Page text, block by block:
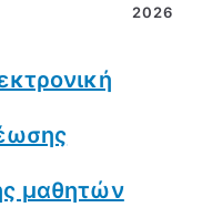
2026
μαθητών